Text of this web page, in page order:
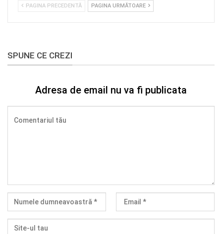
PAGINA PRECEDENTĂ PAGINA URMĂTOARE
SPUNE CE CREZI
Adresa de email nu va fi publicata